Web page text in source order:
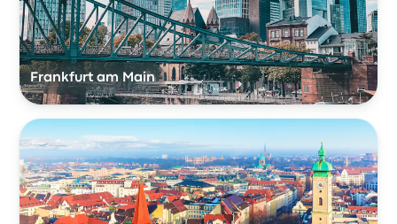
Frankfurt am Main